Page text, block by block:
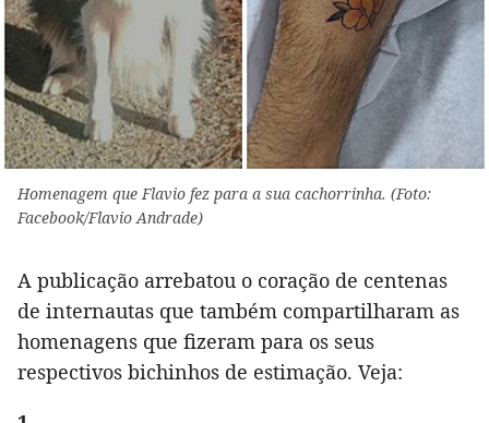
Homenagem que Flavio fez para a sua cachorrinha. (Foto:
Facebook/Flavio Andrade)
A publicação arrebatou o coração de centenas
de internautas que também compartilharam as
homenagens que fizeram para os seus
respectivos bichinhos de estimação. Veja: